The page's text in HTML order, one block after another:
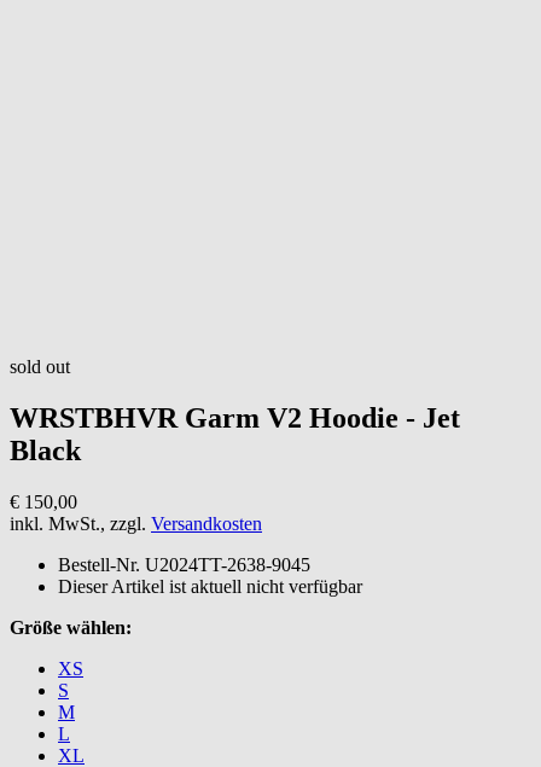
sold out
WRSTBHVR Garm V2 Hoodie - Jet
Black
€ 150,00
inkl. MwSt., zzgl. Versandkosten
Bestell-Nr. U2024TT-2638-9045
Dieser Artikel ist aktuell nicht verfügbar
Größe wählen:
XS
S
M
L
XL